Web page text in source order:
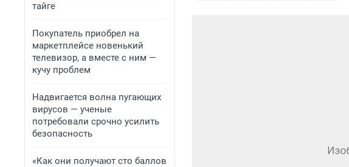
тайге
Покупатель приобрел на
маркетплейсе новенький
телевизор, а вместе с ним —
кучу проблем
Надвигается волна пугающих
вирусов — ученые
потребовали срочно усилить
безопасность
«Как они получают сто баллов